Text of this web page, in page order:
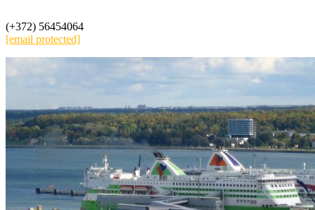
(+372) 56454064
[email protected]